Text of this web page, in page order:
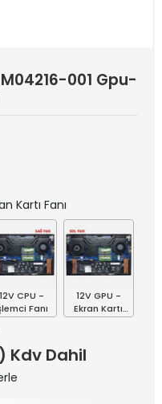
001 Gpu-
Kartı Fanı
12V CPU -
Fanı
12V GPU -
Ekran Kartı
Fanı
Kdv Dahil